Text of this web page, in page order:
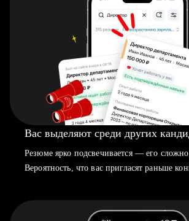
Вас выделяют среди других
Резюме ярко подсвечивается — его сложно
Вероятность, что вас пригласят раньше